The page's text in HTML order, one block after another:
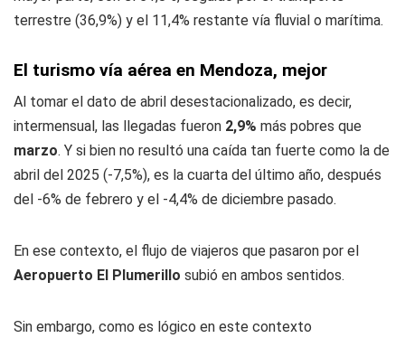
terrestre (36,9%) y el 11,4% restante vía fluvial o marítima.
El turismo vía aérea en Mendoza, mejor
Al tomar el dato de abril desestacionalizado, es decir,
intermensual, las llegadas fueron 2,9% más pobres que
marzo. Y si bien no resultó una caída tan fuerte como la de
abril del 2025 (-7,5%), es la cuarta del último año, después
del -6% de febrero y el -4,4% de diciembre pasado.
En ese contexto, el flujo de viajeros que pasaron por el
Aeropuerto El Plumerillo subió en ambos sentidos.
Sin embargo, como es lógico en este contexto